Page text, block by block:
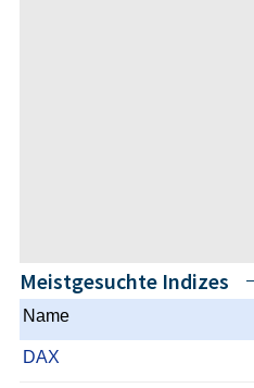
Meistgesuchte Indizes
Name
DAX